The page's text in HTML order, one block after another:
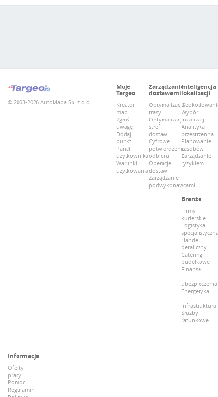
© 2003-2026 AutoMapa Sp. z o.o.
Moje
Targeo
Kreator
map
Zgłoś
uwagę
Dodaj
punkt
Panel
użytkownika
Warunki
użytkowania
Zarządzanie
dostawami
Optymalizacja
trasy
Optymalizacja
stref
dostaw
Cyfrowe
potwierdzenie
odbioru
Operacje
dostaw
Zarządzanie
podwykonawcami
Inteligencja
lokalizacji
Wybór
lokalizacji
Analityka
przestrzenna
Planowanie
zasobów
Zarządzanie
ryzykiem
Branże
Firmy
kurierskie
Logistyka
specjalistyczna
Handel
detaliczny
Cateringi
pudełkowe
Finanse
i
ubezpieczenia
Energetyka
i
infrastruktura
Służby
ratunkowe
Informacje
Oferty
pracy
Pomoc
Regulamin